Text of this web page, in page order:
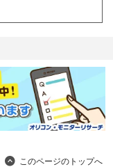
このページのトップへ